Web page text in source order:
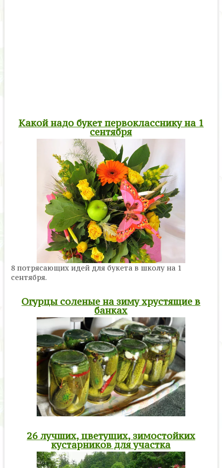
Какой надо букет первокласснику на 1
сентября
8 потрясающих идей для букета в школу на 1
сентября.
Огурцы соленые на зиму хрустящие в
банках
26 лучших, цветущих, зимостойких
кустарников для участка